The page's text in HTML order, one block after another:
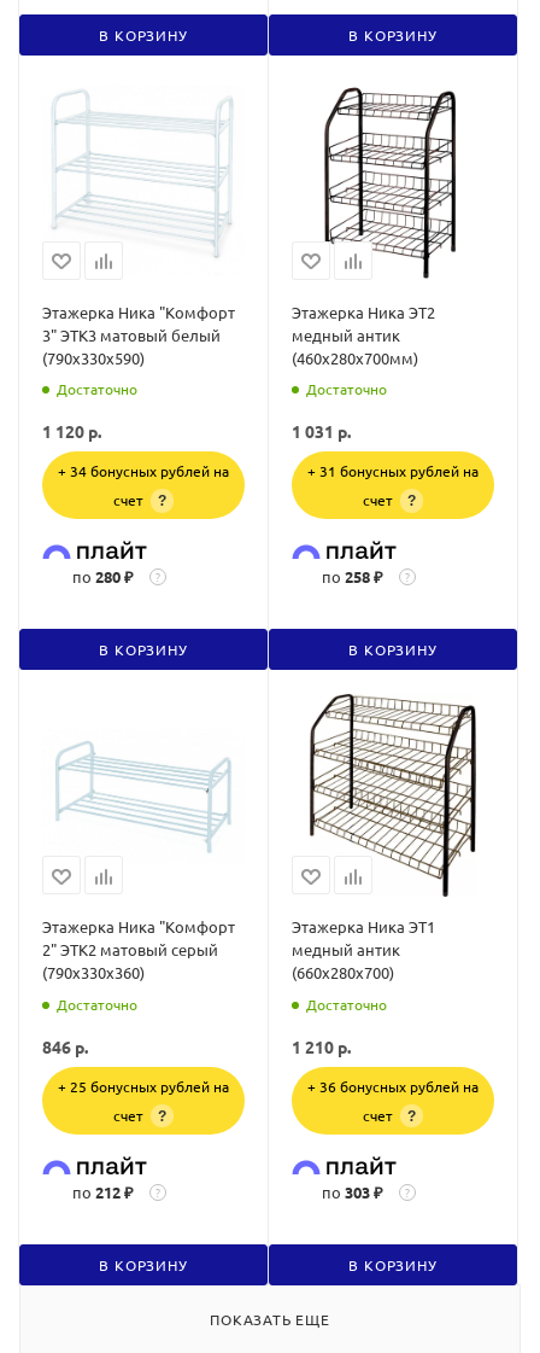
В КОРЗИНУ В КОРЗИНУ
Этажерка Ника "Комфорт
3" ЭТК3 матовый белый
(790х330х590)
Достаточно
1 120 р.
+ 34 бонусных рублей на
счет
?
по 280 ₽ ?
В КОРЗИНУ
Этажерка Ника ЭТ2
медный антик
(460x280x700мм)
Достаточно
1 031 р.
+ 31 бонусных рублей на
счет
?
по 258 ₽ ?
В КОРЗИНУ
Этажерка Ника "Комфорт
2" ЭТК2 матовый серый
(790х330х360)
Достаточно
846 р.
+ 25 бонусных рублей на
счет
?
по 212 ₽ ?
В КОРЗИНУ
Этажерка Ника ЭТ1
медный антик
(660х280х700)
Достаточно
1 210 р.
+ 36 бонусных рублей на
счет
?
по 303 ₽ ?
В КОРЗИНУ
ПОКАЗАТЬ ЕЩЕ